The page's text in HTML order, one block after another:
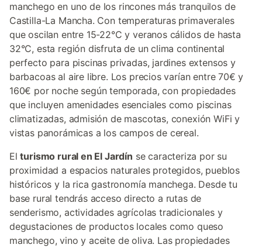
manchego en uno de los rincones más tranquilos de
Castilla-La Mancha. Con temperaturas primaverales
que oscilan entre 15-22°C y veranos cálidos de hasta
32°C, esta región disfruta de un clima continental
perfecto para piscinas privadas, jardines extensos y
barbacoas al aire libre. Los precios varían entre 70€ y
160€ por noche según temporada, con propiedades
que incluyen amenidades esenciales como piscinas
climatizadas, admisión de mascotas, conexión WiFi y
vistas panorámicas a los campos de cereal.
Elturismo rural en El Jardín se caracteriza por su
proximidad a espacios naturales protegidos, pueblos
históricos y la rica gastronomía manchega. Desde tu
base rural tendrás acceso directo a rutas de
senderismo, actividades agrícolas tradicionales y
degustaciones de productos locales como queso
manchego, vino y aceite de oliva. Las propiedades